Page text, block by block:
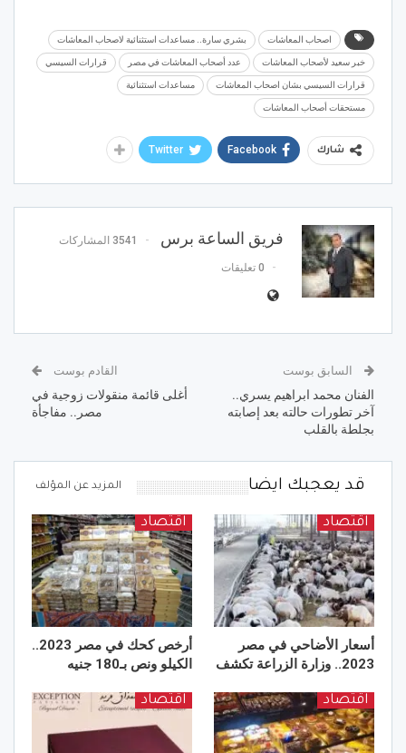
اصحاب المعاشات بشري سارة.. ‎مساعدات استثنائية لاصحاب المعاشات
خبر سعيد لأصحاب المعاشات عدد أصحاب المعاشات في مصر قرارات السيسي
قرارات السيسي بشان اصحاب المعاشات مساعدات استثنائية
مستحقات أصحاب المعاشات
شارك Facebook
Twitter
فريق الساعة برس 3541 المشاركات
0 تعليقات
السابق بوست
الفنان محمد ابراهيم يسري..
آخر تطورات حالته بعد إصابته
بجلطة بالقلب
القادم بوست
أغلى قائمة منقولات زوجية في
مصر.. مفاجأة
قد يعجبك ايضا المزيد عن المؤلف
اقتصاد
أسعار الأضاحي في مصر
2023.. وزارة الزراعة تكشف
اقتصاد
أرخص كحك في مصر 2023..
الكيلو ونص بـ180 جنيه
اقتصاد اقتصاد